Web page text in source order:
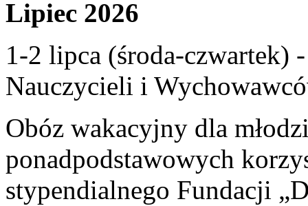
Lipiec 2026
1-2 lipca (środa-czwartek)
Nauczycieli i
Obóz wakacyjny dla
ponadpodstawowych
stypendialnego Fundacji